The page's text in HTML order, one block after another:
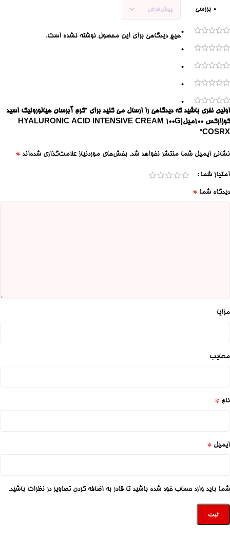
0 بررسی
0
0
0
0
0
هیچ دیدگاهی برای این محصول نوشته نشده است.
اولین نفری باشید که دیدگاهی را ارسال می کنید برای “کرم آبرسان هیالورونیک اسید
کوزارکس 100میل|HYALURONIC ACID INTENSIVE CREAM 100G
COSRX”
نشانی ایمیل شما منتشر نخواهد شد. بخش‌های موردنیاز علامت‌گذاری شده‌اند *
امتیاز شما
دیدگاه شما *
مزایا
معایب
نام *
ایمیل *
شما باید وارد حساب خود شده باشید تا قادر به اضافه کردن تصاویر در نظرات باشید.